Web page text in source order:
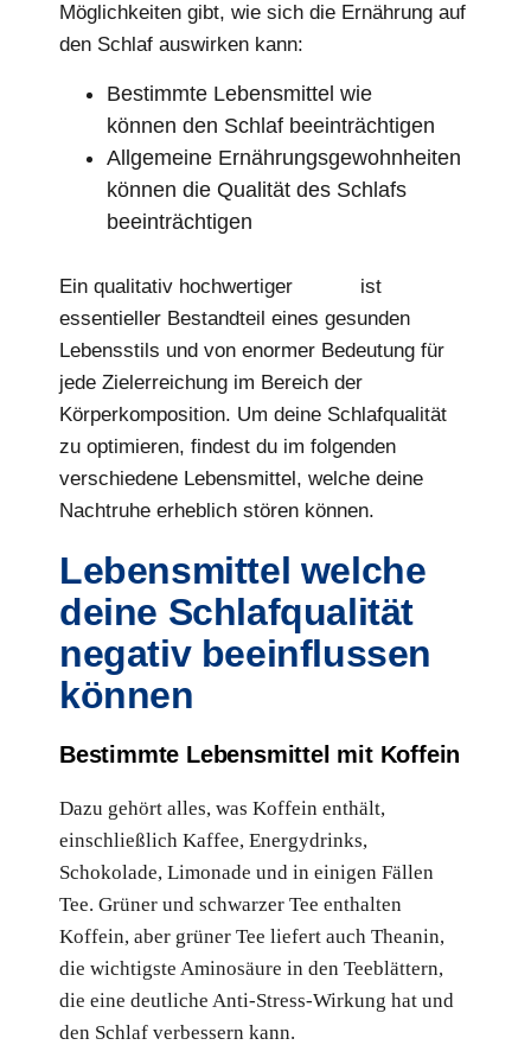
Möglichkeiten gibt, wie sich die Ernährung auf
den Schlaf auswirken kann:
Bestimmte Lebensmittel wie
können den Schlaf beeinträchtigen
Allgemeine Ernährungsgewohnheiten
können die Qualität des Schlafs
beeinträchtigen
Ein qualitativ hochwertiger
ist
essentieller Bestandteil eines gesunden
Lebensstils und von enormer Bedeutung für
jede Zielerreichung im Bereich der
Körperkomposition. Um deine Schlafqualität
zu optimieren, findest du im folgenden
verschiedene Lebensmittel, welche deine
Nachtruhe erheblich stören können.
Lebensmittel welche
deine Schlafqualität
negativ beeinflussen
können
Bestimmte Lebensmittel mit Koffein
Dazu gehört alles, was Koffein enthält,
einschließlich Kaffee, Energydrinks,
Schokolade, Limonade und in einigen Fällen
Tee. Grüner und schwarzer Tee enthalten
Koffein, aber grüner Tee liefert auch Theanin,
die wichtigste Aminosäure in den Teeblättern,
die eine deutliche Anti-Stress-Wirkung hat und
den Schlaf verbessern kann.